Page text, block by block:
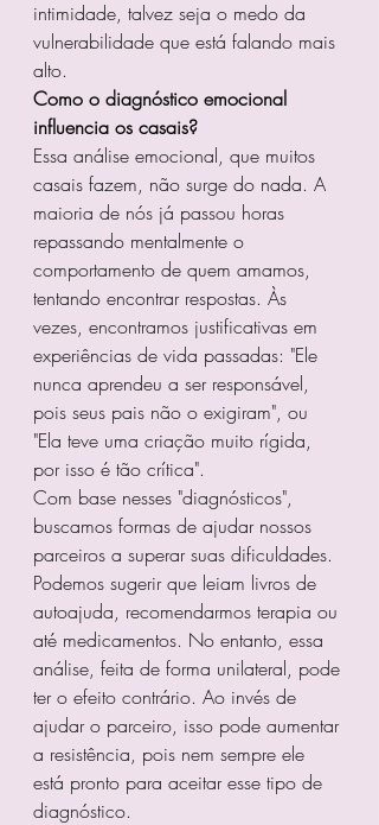
intimidade, talvez seja o medo da
vulnerabilidade que está falando mais
alto.
Como o diagnóstico emocional
influencia os casais?
Essa análise emocional, que muitos
casais fazem, não surge do nada. A
maioria de nós já passou horas
repassando mentalmente o
comportamento de quem amamos,
tentando encontrar respostas. Às
vezes, encontramos justificativas em
experiências de vida passadas: "Ele
nunca aprendeu a ser responsável,
pois seus pais não o exigiram", ou
"Ela teve uma criação muito rígida,
por isso é tão crítica".
Com base nesses "diagnósticos",
buscamos formas de ajudar nossos
parceiros a superar suas dificuldades.
Podemos sugerir que leiam livros de
autoajuda, recomendarmos terapia ou
até medicamentos. No entanto, essa
análise, feita de forma unilateral, pode
ter o efeito contrário. Ao invés de
ajudar o parceiro, isso pode aumentar
a resistência, pois nem sempre ele
está pronto para aceitar esse tipo de
diagnóstico.